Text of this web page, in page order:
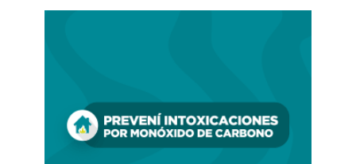
también: despidos, presión sindical y
negociación con el Estado. Hoy, en 2026, el